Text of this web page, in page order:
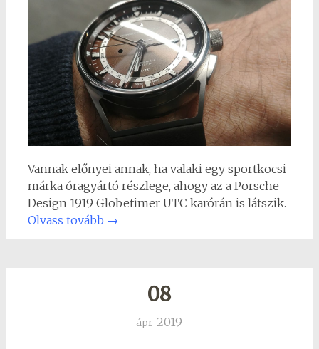
Vannak előnyei annak, ha valaki egy sportkocsi
márka óragyártó részlege, ahogy az a Porsche
Design 1919 Globetimer UTC karórán is látszik.
Olvass tovább →
08
ápr 2019